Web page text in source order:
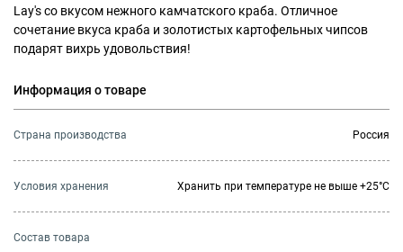
Lay's со вкусом нежного камчатского краба. Отличное
сочетание вкуса краба и золотистых картофельных чипсов
подарят вихрь удовольствия!
Информация о товаре
Страна производства Россия
Условия хранения Хранить при температуре не выше +25°C
Состав товара